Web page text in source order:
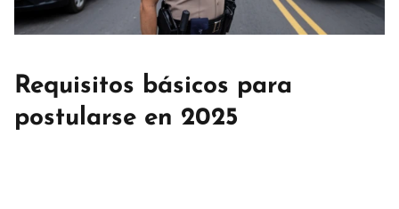
Requisitos básicos para
postularse en 2025